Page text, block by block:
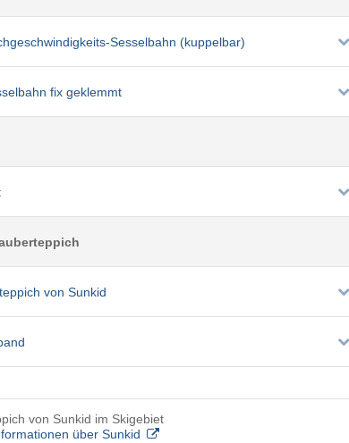
Sesselbahn (kuppelbar)
fix geklemmt
von Sunkid
von Sunkid im Skigebiet
über Sunkid